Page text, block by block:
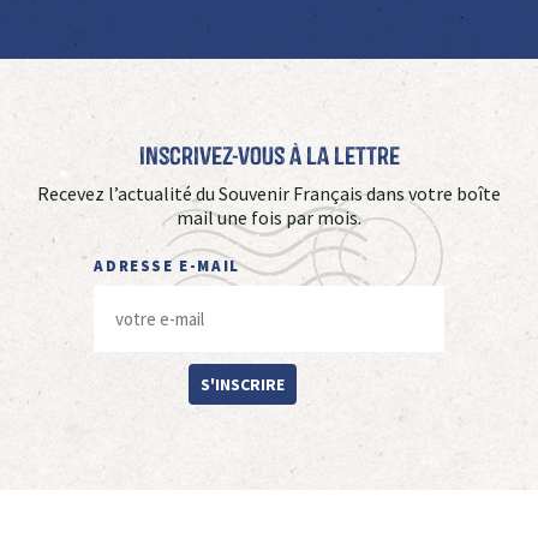
Inscrivez-vous à La Lettre
Recevez l’actualité du Souvenir Français dans votre boîte
mail une fois par mois.
ADRESSE E-MAIL
S'INSCRIRE